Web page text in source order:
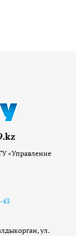
«Управление
43
ул.